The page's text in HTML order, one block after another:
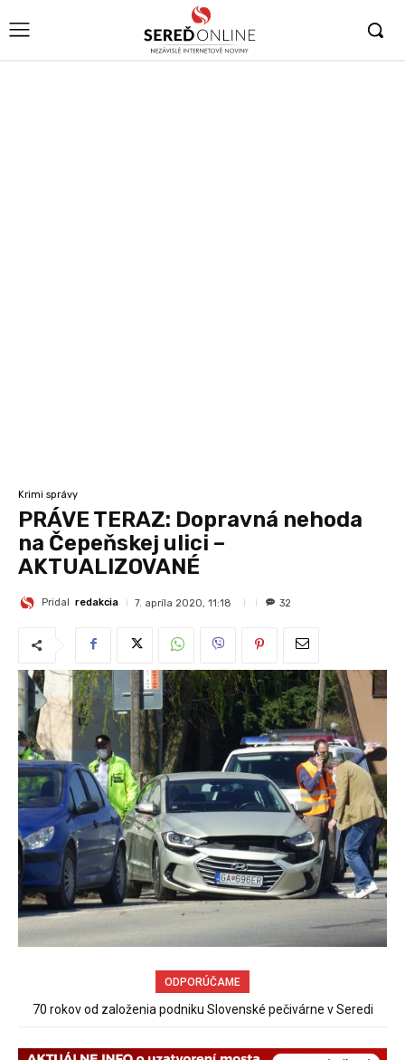
Krimi správy
PRÁVE TERAZ: Dopravná nehoda
na Čepeňskej ulici –
AKTUALIZOVANÉ
Pridal redakcia 7. apríla 2020, 11:18 32
ODPORÚČAME
70 rokov od založenia podniku Slovenské pečivárne v Seredi